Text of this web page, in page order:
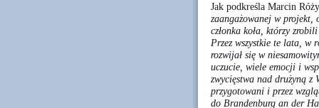
Jak podkreśla Marcin
zaangażowanej w projekt,
członka koła, którzy
Przez wszystkie te lata, w
rozwijał się w
uczucie, wiele emocji i
zwycięstwa nad drużyną
przygotowani i przez
do Brandenburg an der